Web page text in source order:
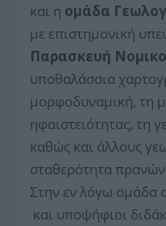
και η ομάδα
με επιστημονική
Παρασκευή
υποθαλάσσια
μορφοδυναμική, τη
ηφαιστειότητας, τη
καθώς και άλλους
σταθερότητα πρανών
Στην εν λόγω ομάδα
και υποψήφιοι